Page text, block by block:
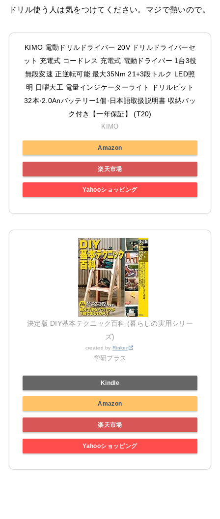
ドリル使う人は気をつけてください。マジで熱いので。
KIMO 電動ドリルドライバー 20V ドリルドライバーセ
ット 充電式 コードレス 充電式 電動ドライバー 1台3役
無段変速 正逆転可能 最大35Nm 21+3段トルク LED照
明 日曜大工 電量インジケーターライト ドリルビット
32本·2.0Anバッテリー1個·日本語取扱説明書 収納バッ
ク付き【一年保証】 (T20)
KIMO
Amazon
楽天市場
Yahooショッピング
決定版 DIY基本テクニック百科 (暮らしの実用シリー
ズ)
created byRinker
学研プラス
Kindle
Amazon
楽天市場
Yahooショッピング